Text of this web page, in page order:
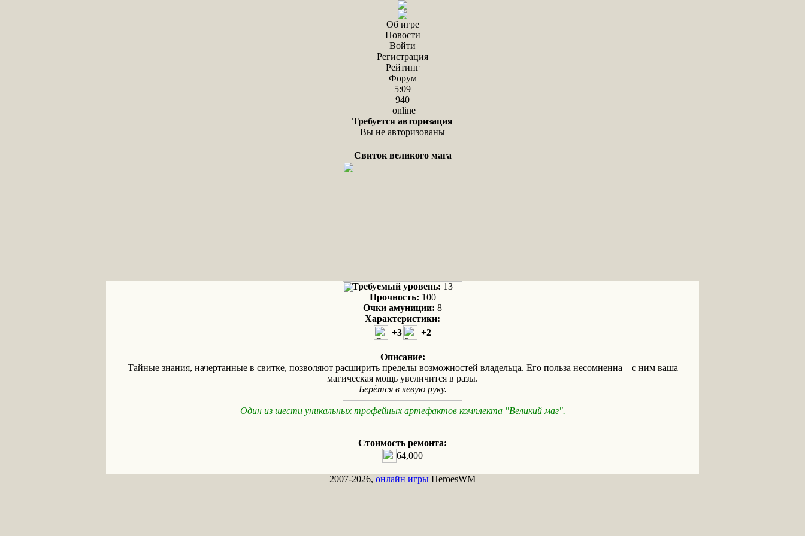
Об игре
Новости
Войти
Регистрация
Рейтинг
Форум
5:09
940
online
Требуется авторизация
Вы не авторизованы
Свиток великого мага
Требуемый уровень: 13
Прочность: 100
Очки амуниции: 8
Характеристики:
+3
+2
Описание:
Тайные знания, начертанные в свитке, позволяют расширить пределы возможностей владельца. Его польза несомненна – с ним ваша
магическая мощь увеличится в разы.
Берётся в левую руку.
Один из шести уникальных трофейных артефактов комплекта "Великий маг".
Стоимость ремонта:
64,000
2007-2026, онлайн игры HeroesWM